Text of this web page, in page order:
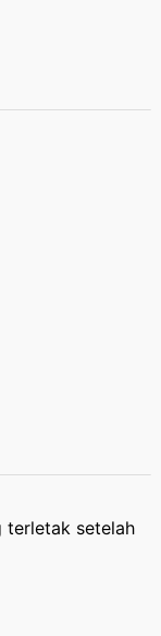
terletak setelah